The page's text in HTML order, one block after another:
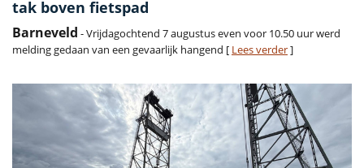
tak boven fietspad
Barneveld - Vrijdagochtend 7 augustus even voor 10.50 uur werd
melding gedaan van een gevaarlijk hangend [ Lees verder]